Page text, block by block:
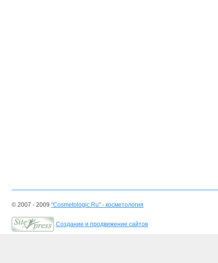
© 2007 - 2009 "Cosmetologic.Ru" - косметология
Создание и продвижение сайтов